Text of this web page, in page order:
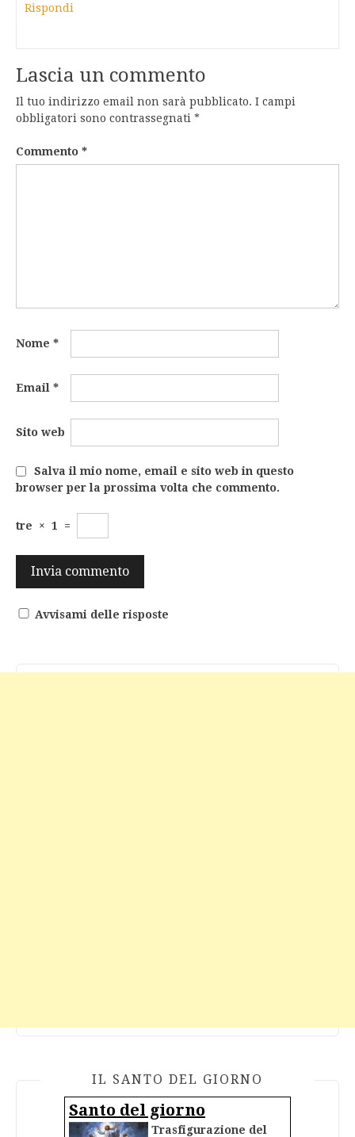
Rispondi
Lascia un commento
Il tuo indirizzo email non sarà pubblicato. I campi
obbligatori sono contrassegnati *
Commento *
Nome *
Email *
Sito web
Salva il mio nome, email e sito web in questo
browser per la prossima volta che commento.
tre × 1 =
Avvisami delle risposte
IL SANTO DEL GIORNO
Santo del giorno
Trasfigurazione del